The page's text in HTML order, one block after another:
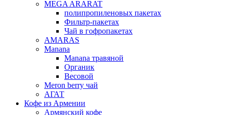
MEGA ARARAT
полипропиленовых пакетах
Фильтр-пакетах
Чай в гофропакетах
AMARAS
Manana
Manana травяной
Органик
Весовой
Meron berry чай
АГАТ
Кофе из Армении
Армянский кофе